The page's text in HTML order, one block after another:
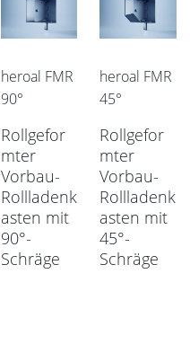
heroal FMR
90°
Rollgefor
mter
Vorbau-
Rollladenk
asten mit
90°-
Schräge
heroal FMR
45°
Rollgefor
mter
Vorbau-
Rollladenk
asten mit
45°-
Schräge